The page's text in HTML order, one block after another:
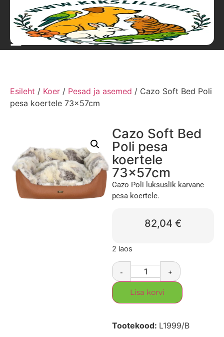
Esileht / Koer / Pesad ja asemed / Cazo Soft Bed Poli
pesa koertele 73x57cm
Cazo Soft Bed
Poli pesa
koertele
73x57cm
Cazo Poli luksuslik karvane
pesa koertele.
82,04 €
2 laos
- +
Lisa korvi
Tootekood: L1999/B